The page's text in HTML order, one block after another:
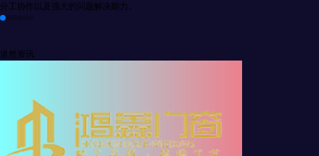
分工协作以及强大的问题解决能力。
道然资讯